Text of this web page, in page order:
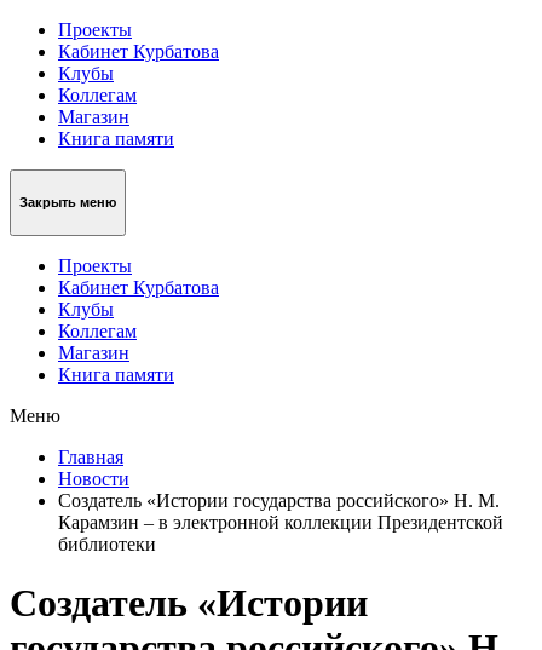
Проекты
Кабинет Курбатова
Клубы
Коллегам
Магазин
Книга памяти
Закрыть меню
Проекты
Кабинет Курбатова
Клубы
Коллегам
Магазин
Книга памяти
Меню
Главная
Новости
Создатель «Истории государства российского» Н. М.
Карамзин – в электронной коллекции Президентской
библиотеки
Создатель «Истории